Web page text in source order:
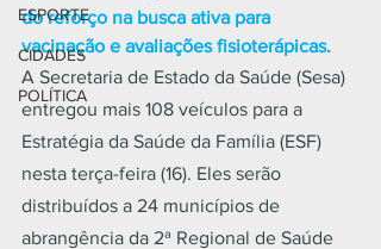
ESPORTE
CIDADES
POLÍTICA
do reforço na busca ativa para
vacinação e avaliações fisioterápicas.
A Secretaria de Estado da Saúde (Sesa)
entregou mais 108 veículos para a
Estratégia da Saúde da Família (ESF)
nesta terça-feira (16). Eles serão
distribuídos a 24 municípios de
abrangência da 2ª Regional de Saúde